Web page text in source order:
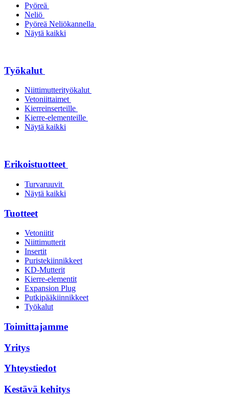
Pyöreä
Neliö
Pyöreä Neliökannella
Näytä kaikki
Työkalut
Niittimutterityökalut
Vetoniittaimet
Kierreinserteille
Kierre-elementeille
Näytä kaikki
Erikoistuotteet
Turvaruuvit
Näytä kaikki
Tuotteet
Vetoniitit
Niittimutterit
Insertit
Puristekiinnikkeet
KD-Mutterit
Kierre-elementit
Expansion Plug
Putkipääkiinnikkeet
Työkalut
Toimittajamme
Yritys
Yhteystiedot
Kestävä kehitys